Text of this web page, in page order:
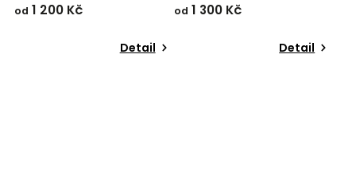
od 1 200 Kč
Detail
od 1 300 Kč
Detail